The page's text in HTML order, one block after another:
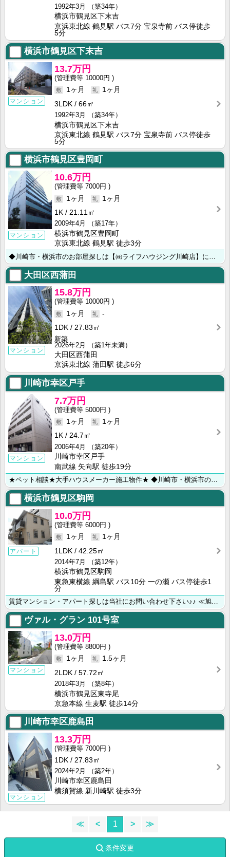
1992年3月
（築34年）
横浜市鶴見区下末吉
京浜東北線 鶴見駅 バス7分 宝泉寺前 バス停徒歩
5分
横浜市鶴見区下末吉
マンション
13.7万円
10000円
1ヶ月
1ヶ月
3LDK
66㎡
1992年3月
（築34年）
横浜市鶴見区下末吉
京浜東北線 鶴見駅 バス7分 宝泉寺前 バス停徒歩
5分
横浜市鶴見区豊岡町
マンション
10.6万円
7000円
1ヶ月
1ヶ月
1K
21.11㎡
2009年4月
（築17年）
横浜市鶴見区豊岡町
京浜東北線 鶴見駅 徒歩3分
大田区西蒲田
マンション
15.8万円
10000円
1ヶ月
-
1DK
27.83㎡
新築
2026年2月
（築1年未満）
大田区西蒲田
京浜東北線 蒲田駅 徒歩6分
川崎市幸区戸手
マンション
7.7万円
5000円
1ヶ月
1ヶ月
1K
24.7㎡
2006年4月
（築20年）
川崎市幸区戸手
南武線 矢向駅 徒歩19分
★ペット相談★大手ハウスメーカー施工物件★ ◆川崎市・横浜市のお部屋探しは【㈱ライフハウジング川崎･･･
横浜市鶴見区駒岡
アパート
10.0万円
6000円
1ヶ月
1ヶ月
1LDK
42.25㎡
2014年7月
（築12年）
横浜市鶴見区駒岡
東急東横線 綱島駅 バス10分 一の瀬 バス停徒歩1
分
賃貸マンション・アパート探しは当社にお問い合わせ下さい♪♪ ≪旭化成不動産レジデンス㈱正規代理店≫ハ･･･
ヴァル・グラン 101号室
マンション
13.0万円
8800円
1ヶ月
1.5ヶ月
2LDK
57.72㎡
2018年3月
（築8年）
横浜市鶴見区東寺尾
京急本線 生麦駅 徒歩14分
川崎市幸区鹿島田
マンション
13.3万円
7000円
1DK
27.83㎡
2024年2月
（築2年）
川崎市幸区鹿島田
横須賀線 新川崎駅 徒歩3分
≪ < 1 > ≫
条件変更